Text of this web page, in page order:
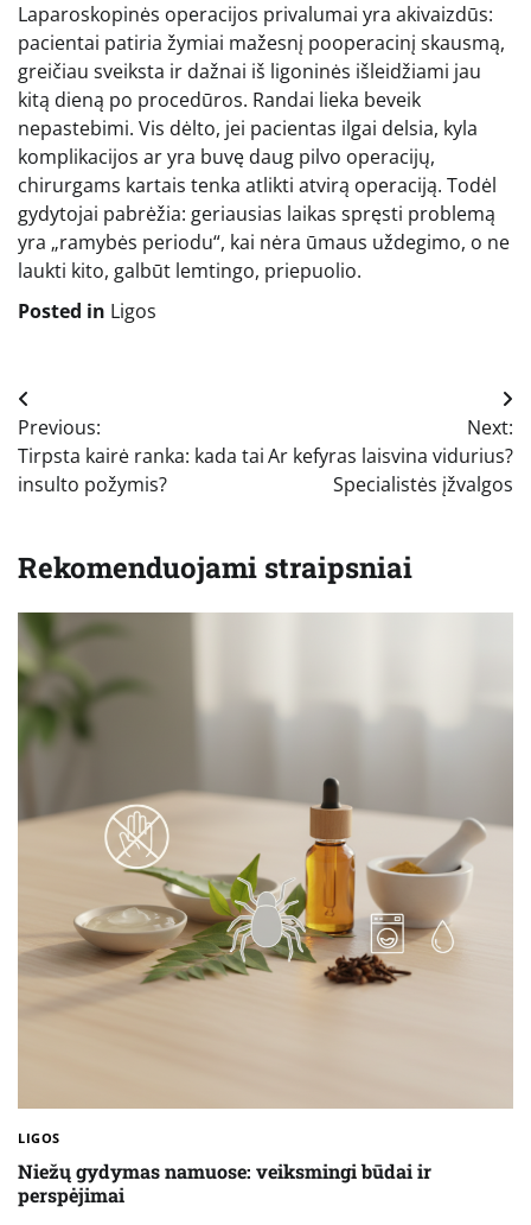
Laparoskopinės operacijos privalumai yra akivaizdūs:
pacientai patiria žymiai mažesnį pooperacinį skausmą,
greičiau sveiksta ir dažnai iš ligoninės išleidžiami jau
kitą dieną po procedūros. Randai lieka beveik
nepastebimi. Vis dėlto, jei pacientas ilgai delsia, kyla
komplikacijos ar yra buvę daug pilvo operacijų,
chirurgams kartais tenka atlikti atvirą operaciją. Todėl
gydytojai pabrėžia: geriausias laikas spręsti problemą
yra „ramybės periodu“, kai nėra ūmaus uždegimo, o ne
laukti kito, galbūt lemtingo, priepuolio.
Posted in Ligos
Navigacija
tarp
įrašų
Previous:
Tirpsta kairė ranka: kada tai
insulto požymis?
Next:
Ar kefyras laisvina vidurius?
Specialistės įžvalgos
Rekomenduojami straipsniai
LIGOS
Niežų gydymas namuose: veiksmingi būdai ir
perspėjimai